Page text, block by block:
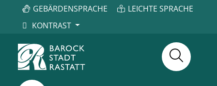
GEBÄRDENSPRACHE
LEICHTE SPRACHE
KONTRAST